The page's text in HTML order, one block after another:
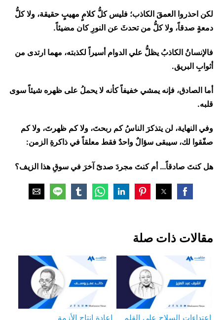
لكن احذروا العمقَ الكاذب؛ فليس كلُّ كلامٍ مهيبٍ حقيقة، ولا كلُّ
دمعةٍ صدقاً، ولا كلُّ من تحدثَ عن النورِ كان مضيئاً.
فالإنسانُ الكاذبُ يظلُّ علي الدوام أسيراً لكذبته، مهما ارتدى من
أثوابِ البريق.
أما الصادق، فإنه يمشي خفيفاً كأنه لا يحملُ على ظهره شيئاً سوى
قلبه.
وفي النهاية، لن يتذكرَ الناسُ كم ربحتَ، ولا كم ظهرتَ، ولا كم
صفّقوا لك، سيبقى سؤالٌ واحدٌ فقط معلقاً في ذاكرةِ الزمن:
هل كنتَ صادقاً… أم كنتَ مجردَ صدىً آخرَ في سوقِ هذا الزيف؟
مقالات ذات صلة
اعتداءات السلاح على القلم إعادة إنتاج الأزمة